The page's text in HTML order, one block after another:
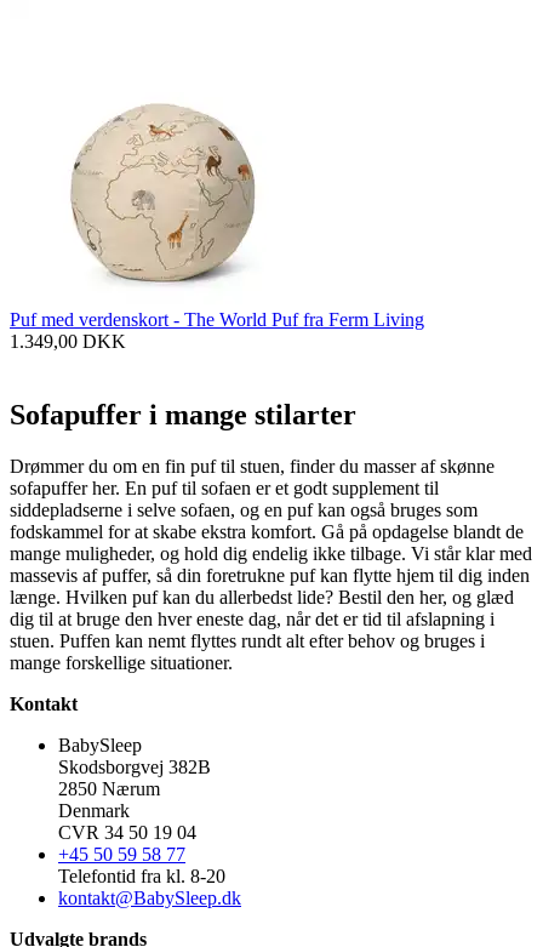
Puf med verdenskort - The World Puf fra Ferm Living
1.349,00 DKK
Sofapuffer i mange stilarter
Drømmer du om en fin puf til stuen, finder du masser af skønne
sofapuffer her. En puf til sofaen er et godt supplement til
siddepladserne i selve sofaen, og en puf kan også bruges som
fodskammel for at skabe ekstra komfort. Gå på opdagelse blandt de
mange muligheder, og hold dig endelig ikke tilbage. Vi står klar med
massevis af puffer, så din foretrukne puf kan flytte hjem til dig inden
længe. Hvilken puf kan du allerbedst lide? Bestil den her, og glæd
dig til at bruge den hver eneste dag, når det er tid til afslapning i
stuen. Puffen kan nemt flyttes rundt alt efter behov og bruges i
mange forskellige situationer.
Kontakt
BabySleep
Skodsborgvej 382B
2850 Nærum
Denmark
CVR 34 50 19 04
+45 50 59 58 77
Telefontid fra kl. 8-20
kontakt@BabySleep.dk
Udvalgte brands